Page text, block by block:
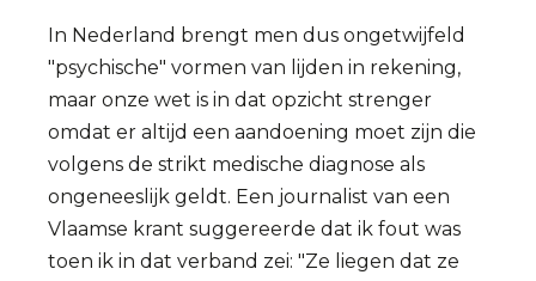
In Nederland brengt men dus ongetwijfeld
"psychische" vormen van lijden in rekening,
maar onze wet is in dat opzicht strenger
omdat er altijd een aandoening moet zijn die
volgens de strikt medische diagnose als
ongeneeslijk geldt. Een journalist van een
Vlaamse krant suggereerde dat ik fout was
toen ik in dat verband zei: "Ze liegen dat ze